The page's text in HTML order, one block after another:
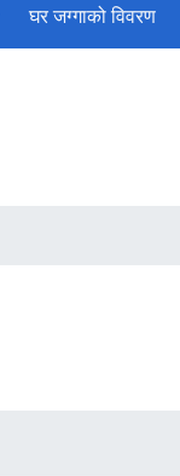
घर जग्गाको विवरण